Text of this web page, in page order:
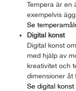
Tempera är en
exempelvis
Se
Digital konst
Digital konst
med hjälp av
kreativitet och
dimensioner åt
Se digital